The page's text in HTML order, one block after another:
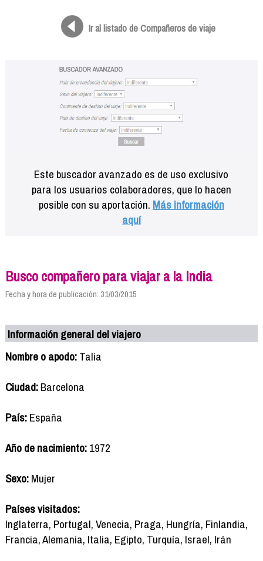
Ir al listado de Compañeros de viaje
Este buscador avanzado es de uso exclusivo
para los usuarios colaboradores, que lo hacen
posible con su aportación. Más información
aquí
Busco compañero para viajar a la India
Fecha y hora de publicación: 31/03/2015
Información general del viajero
Nombre o apodo:Talia
Ciudad:Barcelona
País:España
Año de nacimiento:1972
Sexo:Mujer
Países visitados:
Inglaterra, Portugal, Venecia, Praga, Hungría, Finlandia,
Francia, Alemania, Italia, Egipto, Turquía, Israel, Irán